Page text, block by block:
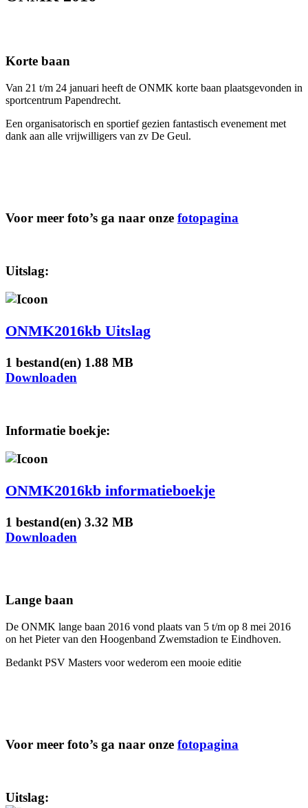
Korte baan
Van 21 t/m 24 januari heeft de ONMK korte baan plaatsgevonden in
sportcentrum Papendrecht.
Een organisatorisch en sportief gezien fantastisch evenement met
dank aan alle vrijwilligers van zv De Geul.
Voor meer foto’s ga naar onze fotopagina
Uitslag:
ONMK2016kb Uitslag
1 bestand(en) 1.88 MB
Downloaden
Informatie boekje:
ONMK2016kb informatieboekje
1 bestand(en) 3.32 MB
Downloaden
Lange baan
De ONMK lange baan 2016 vond plaats van 5 t/m op 8 mei 2016
on het Pieter van den Hoogenband Zwemstadion te Eindhoven.
Bedankt PSV Masters voor wederom een mooie editie
Voor meer foto’s ga naar onze fotopagina
Uitslag: